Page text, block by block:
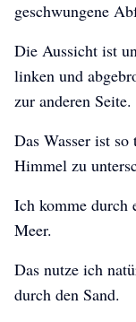
geschwungene
Die Aussicht ist
linken und
zur anderen Seite.
Das Wasser ist
Himmel zu
Ich komme durch
Meer.
Das nutze ich
durch den Sand.